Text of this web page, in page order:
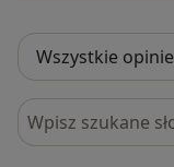
Szukaj w opiniach